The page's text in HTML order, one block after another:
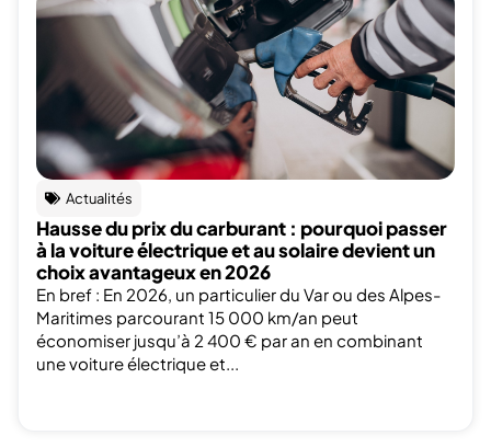
Actualités
Hausse du prix du carburant : pourquoi passer
à la voiture électrique et au solaire devient un
choix avantageux en 2026
En bref : En 2026, un particulier du Var ou des Alpes-
Maritimes parcourant 15 000 km/an peut
économiser jusqu’à 2 400 € par an en combinant
une voiture électrique et...